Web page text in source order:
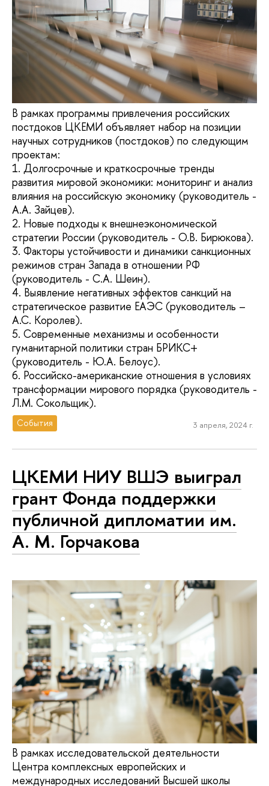
В рамках программы привлечения российских
постдоков ЦКЕМИ объявляет набор на позиции
научных сотрудников (постдоков) по следующим
проектам:
1. Долгосрочные и краткосрочные тренды
развития мировой экономики: мониторинг и анализ
влияния на российскую экономику (руководитель -
А.А. Зайцев).
2. Новые подходы к внешнеэкономической
стратегии России (руководитель - О.В. Бирюкова).
3. Факторы устойчивости и динамики санкционных
режимов стран Запада в отношении РФ
(руководитель - С.А. Шеин).
4. Выявление негативных эффектов санкций на
стратегическое развитие ЕАЭС (руководитель –
А.С. Королев).
5. Современные механизмы и особенности
гуманитарной политики стран БРИКС+
(руководитель - Ю.А. Белоус).
6. Российско-американские отношения в условиях
трансформации мирового порядка (руководитель -
Л.М. Сокольщик).
События 3 апреля, 2024 г.
ЦКЕМИ НИУ ВШЭ выиграл
грант Фонда поддержки
публичной дипломатии им.
А. М. Горчакова
В рамках исследовательской деятельности
Центра комплексных европейских и
международных исследований Высшей школы